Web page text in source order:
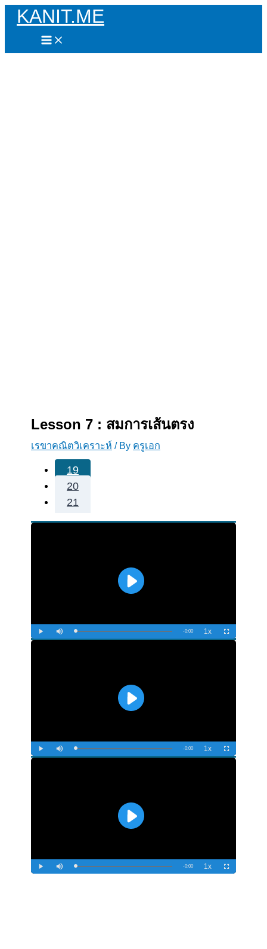
SkipKANIT.ME
Lesson 7 : สมการเส้นตรง
เรขาคณิตวิเคราะห์ / By ครูเอก
19
20
21